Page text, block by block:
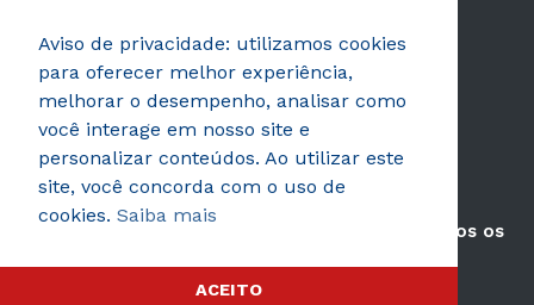
Verificada por
© 2026 AEROTD Faculdade de Tecnologia. Todos os
Política de privacidade
Aviso de privacidade: utilizamos cookies
para oferecer melhor experiência,
melhorar o desempenho, analisar como
você interage em nosso site e
personalizar conteúdos. Ao utilizar este
site, você concorda com o uso de
cookies. Saiba mais
ACEITO